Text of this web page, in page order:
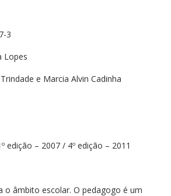
3
Lopes
e Marcia Alvin Cadinha
edição – 2007 / 4º edição – 2011
o âmbito escolar. O pedagogo é um